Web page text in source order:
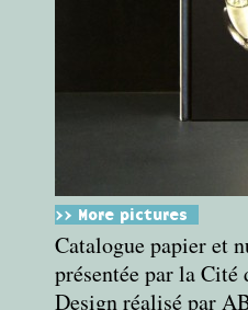
>> More pictures
Catalogue papier et
présentée par la Cité
Design réalisé par